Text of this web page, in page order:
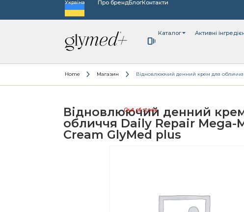
Україна Про брендБлогКонтакти
Каталог Активні
Home Магазин Відновлюючий денний крем для
Відновлюючий денний
обличчя Daily Repair Mega-
Cream GlyMed plus
Out of stock